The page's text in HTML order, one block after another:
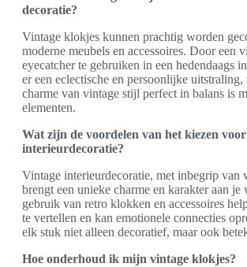
decoratie?
Vintage klokjes kunnen prachtig worden
moderne meubels en accessoires. Door een
eyecatcher te gebruiken in een hedendaags
er een eclectische en persoonlijke
charme van vintage stijl perfect in balans is
elementen.
Wat zijn de voordelen van het kiezen
interieurdecoratie?
Vintage interieurdecoratie, met inbegrip van
brengt een unieke charme en karakter aan
gebruik van retro klokken en accessoires
te vertellen en kan emotionele connecties
elk stuk niet alleen decoratief, maar ook
Hoe onderhoud ik mijn vintage klokjes?